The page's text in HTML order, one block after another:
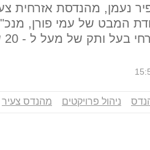
נעמן, מהנדסת אזרחית
המבט של עמי פורן,
ניהול פרויקטים מהנדס צעיר